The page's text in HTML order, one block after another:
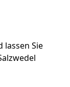
lassen Sie